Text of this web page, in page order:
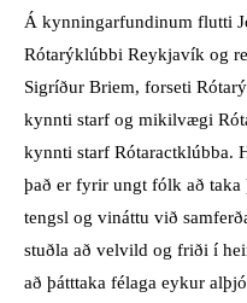
Á kynningarfundinum flutti
Rótarýklúbbi Reykjavík og
Sigríður Briem, forseti
kynnti starf og mikilvægi
kynnti starf Rótaractklúbba.
það er fyrir ungt fólk að
tengsl og vináttu við
stuðla að velvild og friði í
að þátttaka félaga eykur